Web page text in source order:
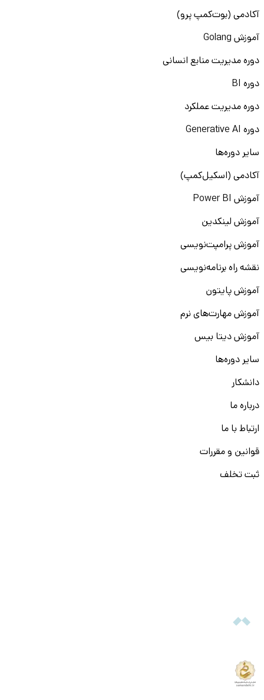
آکادمی (بوت‌کمپ پرو)
آموزش Golang
دوره مدیریت منابع انسانی
دوره BI
دوره مدیریت عملکرد
دوره Generative AI
سایر دوره‌ها
آکادمی (اسکیل‌کمپ)
آموزش Power BI
آموزش لینکدین
آموزش پرامپت‌نویسی
نقشه راه برنامه‌نویسی
آموزش پایتون
آموزش مهارت‌های نرم
آموزش دیتا بیس
سایر دوره‌ها
دانشکار
درباره ما
ارتباط با ما
قوانین و مقررات
ثبت تخلف